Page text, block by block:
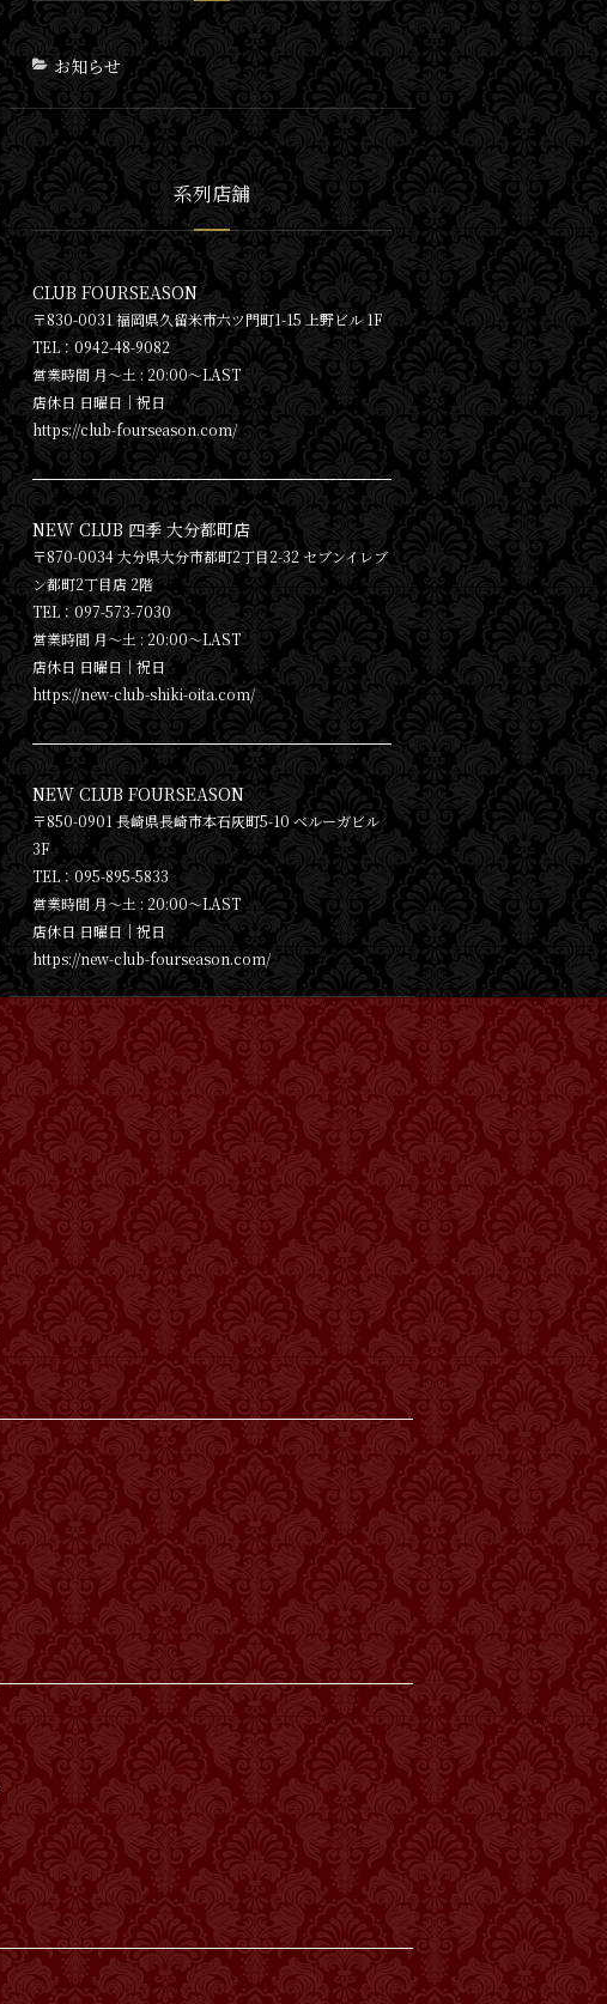
お知らせ
系列店舗
CLUB FOURSEASON
〒830-0031 福岡県久留米市六ツ門町1-15 上野ビル 1F
TEL：0942-48-9082
営業時間 月〜土 : 20:00～LAST
店休日 日曜日│祝日
https://club-fourseason.com/
NEW CLUB 四季 大分都町店
〒870-0034 大分県大分市都町2丁目2-32 セブンイレブ
ン都町2丁目店 2階
TEL：097-573-7030
営業時間 月〜土 : 20:00～LAST
店休日 日曜日│祝日
https://new-club-shiki-oita.com/
NEW CLUB FOURSEASON
〒850-0901 長崎県長崎市本石灰町5-10 ベルーガビル
3F
TEL：095-895-5833
営業時間 月〜土 : 20:00～LAST
店休日 日曜日│祝日
https://new-club-fourseason.com/